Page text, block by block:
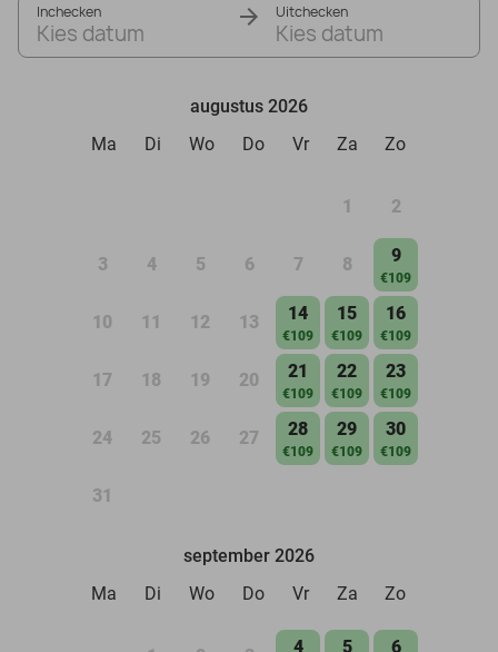
Inchecken
Kies datum
Uitchecken
Kies datum
augustus 2026
Ma
Di Wo Do Vr Za Zo
1 2
3 4 5 6 7 8 9
€109
10 11 12 13 14
€109
15
€109
16
€109
17 18 19 20 21
€109
22
€109
23
€109
24 25 26 27 28
€109
29
€109
30
€109
31
september 2026
Ma
Di Wo Do Vr Za Zo
4 5 6